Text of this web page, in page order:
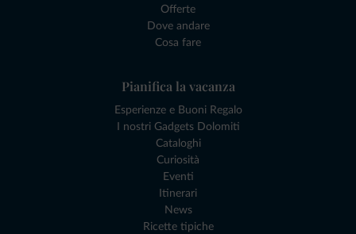
Offerte
Dove andare
Cosa fare
Pianifica la vacanza
Esperienze e Buoni Regalo
I nostri Gadgets Dolomiti
Cataloghi
Curiosità
Eventi
Itinerari
News
Ricette tipiche